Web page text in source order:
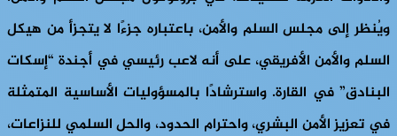
ويُنظر إلى مجلس السلم والأمن، باعتباره جزءًا لا يتجزأ من هيكل
السلم والأمن الأفريقي، على أنه لاعب رئيسي في أجندة “إسكات
البنادق” في القارة. واسترشادًا بالمسؤوليات الأساسية المتمثلة
في تعزيز الأمن البشري، واحترام الحدود، والحل السلمي للنزاعات،